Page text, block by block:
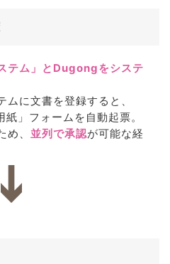
テム」とDugongをシステ
ムに文書を登録すると、
」フォームを自動起票。
、 並列で承認が可能な経